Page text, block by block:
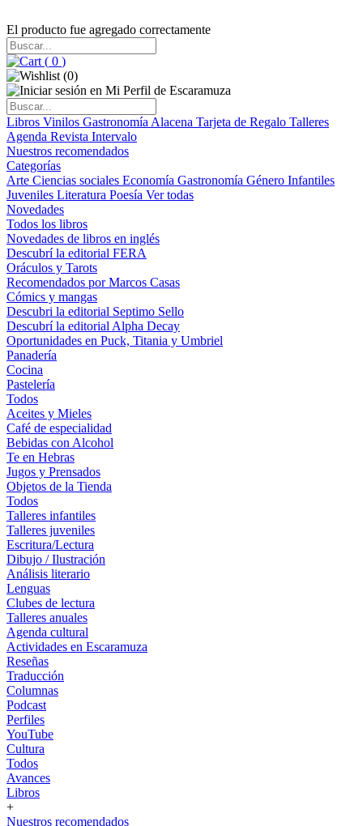
El producto fue agregado correctamente
( 0 )
(0)
Libros Vinilos Gastronomía Alacena Tarjeta de Regalo Talleres
Agenda Revista Intervalo
Nuestros recomendados
Categorías
Arte Ciencias sociales Economía Gastronomía Género Infantiles
Juveniles Literatura Poesía Ver todas
Novedades
Todos los libros
Novedades de libros en inglés
Descubrí la editorial FERA
Oráculos y Tarots
Recomendados por Marcos Casas
Cómics y mangas
Descubri la editorial Septimo Sello
Descubrí la editorial Alpha Decay
Oportunidades en Puck, Titania y Umbriel
Panadería
Cocina
Pastelería
Todos
Aceites y Mieles
Café de especialidad
Bebidas con Alcohol
Te en Hebras
Jugos y Prensados
Objetos de la Tienda
Todos
Talleres infantiles
Talleres juveniles
Escritura/Lectura
Dibujo / Ilustración
Análisis literario
Lenguas
Clubes de lectura
Talleres anuales
Agenda cultural
Actividades en Escaramuza
Reseñas
Traducción
Columnas
Podcast
Perfiles
YouTube
Cultura
Todos
Avances
Libros
+
Nuestros recomendados